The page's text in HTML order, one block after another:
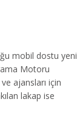
mobil dostu yeni
Motoru
ajansları için
lakap ise